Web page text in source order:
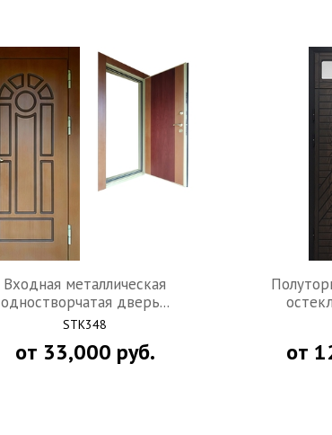
Входная металлическая
одностворчатая дверь...
STK348
от 33,000 руб. от